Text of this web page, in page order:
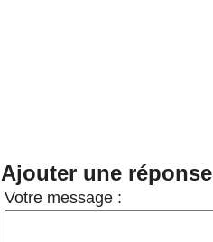
Ajouter une réponse
Votre message :